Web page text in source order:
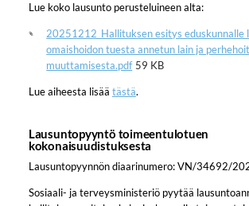
Lue koko lausunto perusteluineen alta:
20251212_Hallituksen esitys eduskunnalle
omaishoidon tuesta annetun lain ja
muuttamisesta.pdf 59 KB
Lue aiheesta lisää tästä.
Lausuntopyyntö toimeentulotuen
kokonaisuudistuksesta
Lausuntopyynnön diaarinumero: VN/34692/
Sosiaali- ja terveysministeriö pyytää